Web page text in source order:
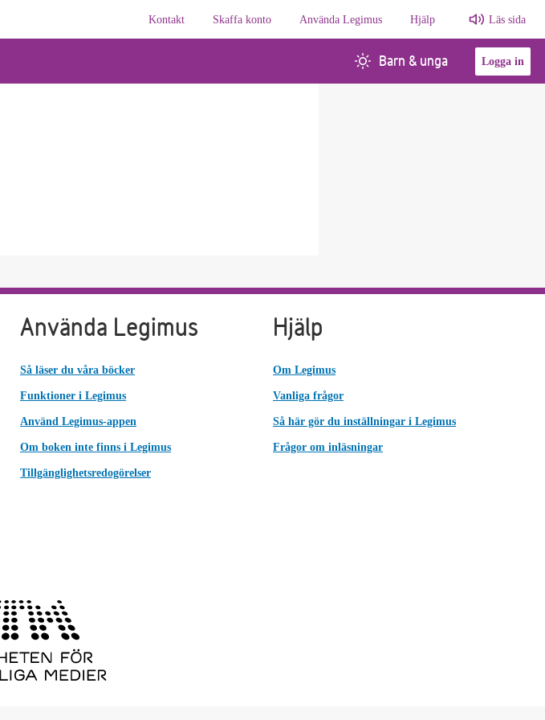
Kontakt
Skaffa konto Använda Legimus Hjälp Läs sida
Barn & unga Logga in
Använda Legimus
Så läser du våra böcker
Funktioner i Legimus
Använd Legimus-appen
Om boken inte finns i Legimus
Tillgänglighetsredogörelser
Hjälp
Om Legimus
Vanliga frågor
Så här gör du inställningar i Legimus
Frågor om inläsningar